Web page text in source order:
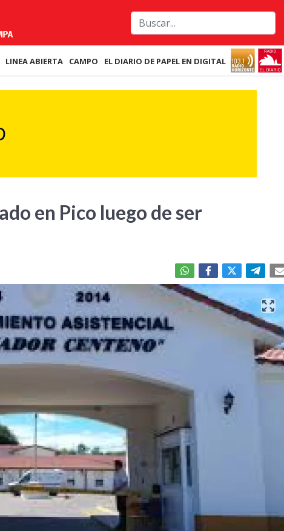
LINEA ABIERTA CAMPO EL DIARIO DE PAPEL EN DIGITAL
en Pico luego de ser